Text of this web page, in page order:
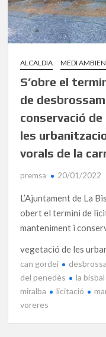
ALCALDIA MEDI
S’obre el
de
conservació
les
vorals de la
premsa 20/01/2022
L’Ajuntament de La
obert el termini de
manteniment i
vegetació de les
can gordei
del penedès
la
miralba
licitació
voreres